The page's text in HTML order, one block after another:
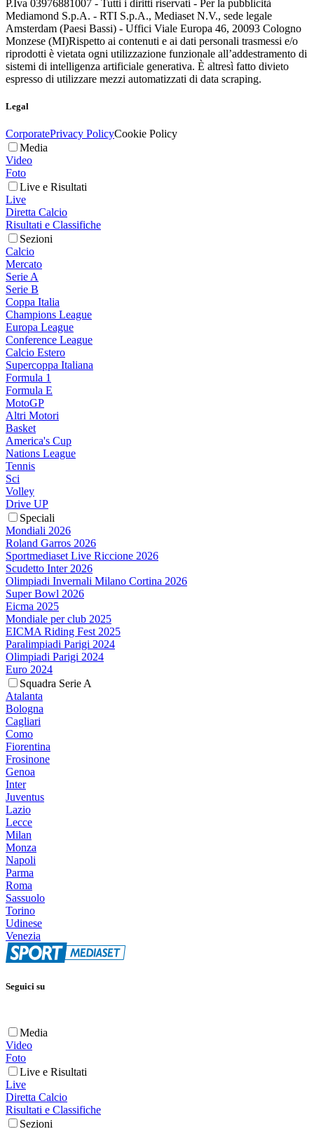
P.Iva 03976881007 - Tutti i diritti riservati - Per la pubblicità
Mediamond S.p.A. - RTI S.p.A., Mediaset N.V., sede legale
Amsterdam (Paesi Bassi) - Uffici Viale Europa 46, 20093 Cologno
Monzese (MI)Rispetto ai contenuti e ai dati personali trasmessi e/o
riprodotti è vietata ogni utilizzazione funzionale all’addestramento di
sistemi di intelligenza artificiale generativa. È altresì fatto divieto
espresso di utilizzare mezzi automatizzati di data scraping.
Legal
CorporatePrivacy PolicyCookie Policy
Media
Video
Foto
Live e Risultati
Live
Diretta Calcio
Risultati e Classifiche
Sezioni
Calcio
Mercato
Serie A
Serie B
Coppa Italia
Champions League
Europa League
Conference League
Calcio Estero
Supercoppa Italiana
Formula 1
Formula E
MotoGP
Altri Motori
Basket
America's Cup
Nations League
Tennis
Sci
Volley
Drive UP
Speciali
Mondiali 2026
Roland Garros 2026
Sportmediaset Live Riccione 2026
Scudetto Inter 2026
Olimpiadi Invernali Milano Cortina 2026
Super Bowl 2026
Eicma 2025
Mondiale per club 2025
EICMA Riding Fest 2025
Paralimpiadi Parigi 2024
Olimpiadi Parigi 2024
Euro 2024
Squadra Serie A
Atalanta
Bologna
Cagliari
Como
Fiorentina
Frosinone
Genoa
Inter
Juventus
Lazio
Lecce
Milan
Monza
Napoli
Parma
Roma
Sassuolo
Torino
Udinese
Venezia
Seguici su
Media
Video
Foto
Live e Risultati
Live
Diretta Calcio
Risultati e Classifiche
Sezioni